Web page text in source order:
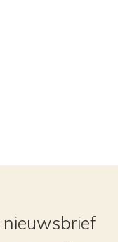
nieuwsbrief